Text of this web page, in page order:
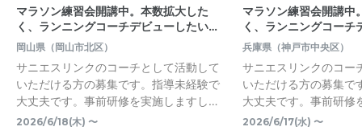
マラソン練習会開講中。本数拡大した
く、ランニングコーチデビューしたい…
岡山県（岡山市北区）
サニエスリンクのコーチとして活動して
いただける方の募集です。指導未経験で
大丈夫です。事前研修を実施しますし…
2026/6/18(木) 〜
マラソン練習会開講中
く、ランニングコー
兵庫県（神戸市中央区）
サニエスリンクのコー
いただける方の募集で
大丈夫です。事前研修
2026/6/17(水) 〜